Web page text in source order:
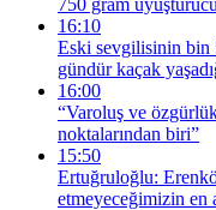
750 gram
16:10
Eski sevgilisinin bin
gündür kaçak
16:00
“Varoluş ve
noktalarından biri”
15:50
Ertuğruloğlu:
etmeyeceğimizin en